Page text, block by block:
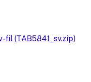
fil (TAB5841_sv.zip)